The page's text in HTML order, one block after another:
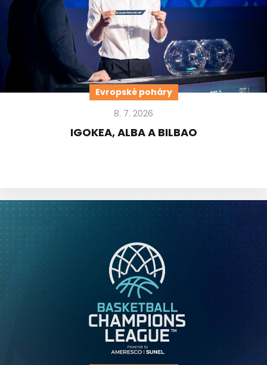
Evropské poháry
8. 7. 2026
IGOKEA, ALBA A BILBAO